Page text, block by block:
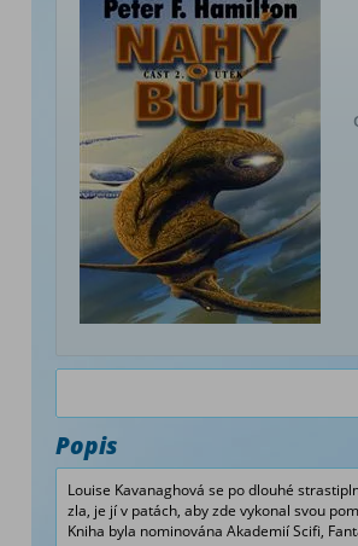
Popis
Louise Kavanaghová se po dlouhé
zla, je jí v patách, aby zde vykonal svou
Kniha byla nominována Akademií Scifi,